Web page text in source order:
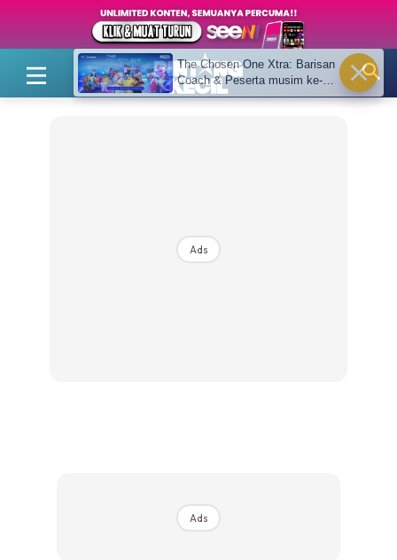
Ads
Ads
The Chosen One Xtra: Barisan
Coach & Peserta musim ke-3
,Satu Pentas, Dua Bakat,